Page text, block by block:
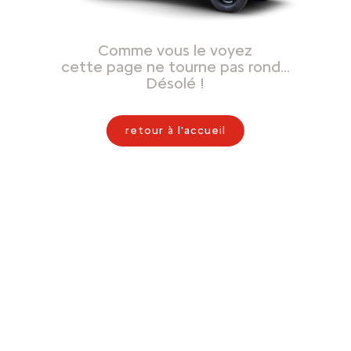
Comme vous le voyez
cette page ne tourne pas rond…
Désolé !
retour à l'accueil